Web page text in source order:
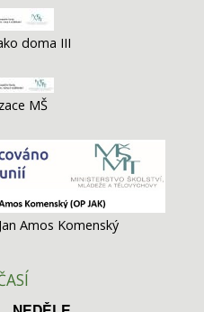
doma III
MŠ
Amos Komenský